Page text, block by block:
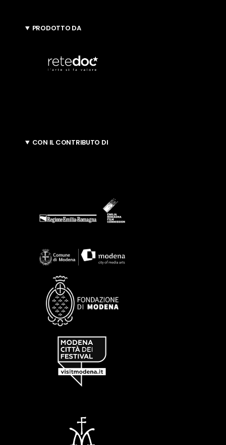
PRODOTTO DA
CON IL CONTRIBUTO DI